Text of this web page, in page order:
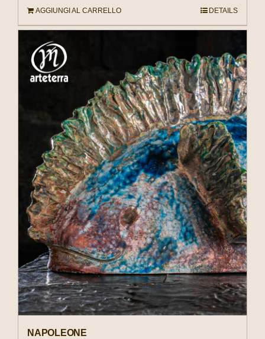
AGGIUNGI AL CARRELLO DETAILS
NAPOLEONE